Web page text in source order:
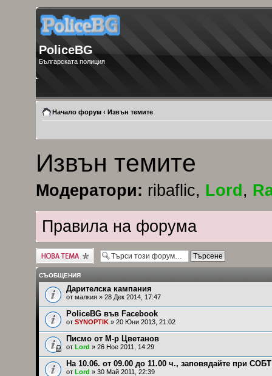
PoliceBG
Българската полиция
Начало форум ‹ Извън темите
Извън темите
Модератори: ribaflic, Lord ,
Правила на форума
Публикувай нова
тема
СЪОБЩЕНИЯ
Дарителска кампания
от малкия » 28 Дек 2014, 17:47
PoliceBG във Facebook
от SYNOPTIK » 20 Юни 2013, 21:02
Писмо от М-р Цветанов
от Lord » 26 Ное 2011, 14:29
На 10.06. от 09.00 до 11.00 ч., заповядайте при
от Lord » 30 Май 2011, 22:39